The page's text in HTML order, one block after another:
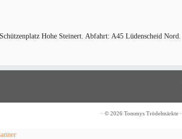
Hohe Steinert. Abfahrt: A45 Lüdenscheid Nord.
· © 2026 Tommys Trödelmärkte ·